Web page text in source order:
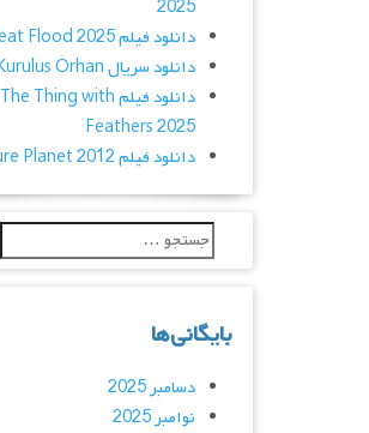
2025
دانلود فیلم The Great Flood 2025
دانلود سریال Kurulus Orhan
دانلود فیلم The Thing with
Feathers 2025
دانلود فیلم Adventure Planet 2012
بایگانی‌ها
دسامبر 2025
نوامبر 2025